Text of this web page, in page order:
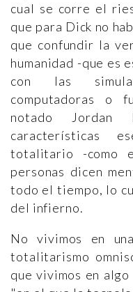
cual se corre el
que para Dick no
que confundir la
humanidad -que es
con las
computadoras o
notado
características
totalitario -como
personas dicen
todo el tiempo, lo
del infierno.
No vivimos en
totalitarismo
que vivimos en